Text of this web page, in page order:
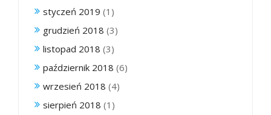
styczeń 2019 (1)
grudzień 2018 (3)
listopad 2018 (3)
październik 2018 (6)
wrzesień 2018 (4)
sierpień 2018 (1)